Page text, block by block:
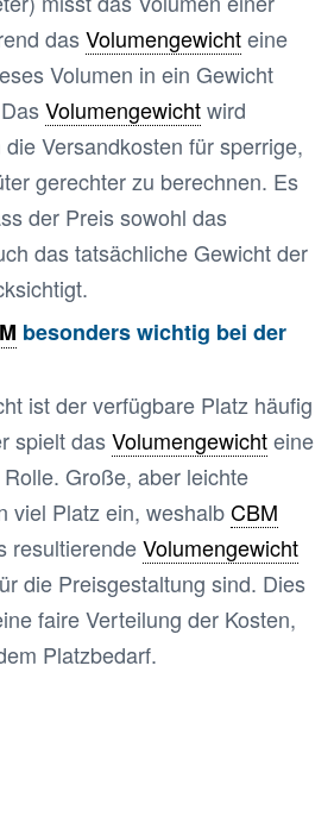
dasVolumengewichteine
Volumen in ein Gewicht
Volumengewichtwird
Versandkosten für sperrige,
gerechter zu berechnen. Es
der Preis sowohl das
das tatsächliche Gewicht der
besonders wichtig bei der
ist der verfügbare Platz häufig
spielt dasVolumengewichteine
Große, aber leichte
viel Platz ein, weshalbCBM
resultierendeVolumengewicht
die Preisgestaltung sind. Dies
faire Verteilung der Kosten,
Platzbedarf.